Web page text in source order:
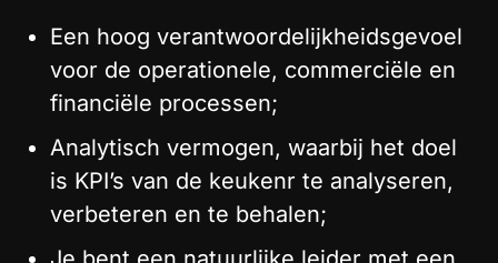
Een hoog verantwoordelijkheidsgevoel
voor de operationele, commerciële en
financiële processen;
Analytisch vermogen, waarbij het doel
is KPI’s van de keukenr te analyseren,
verbeteren en te behalen;